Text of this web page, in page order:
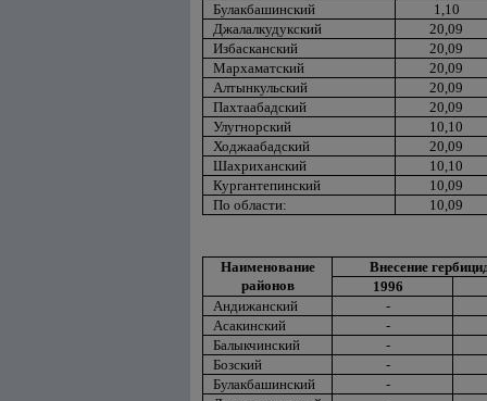
Булакбашинский
1,10
Джалалкудукский
20,09
Избасканский
20,09
Мархаматский
20,09
Алтынкульский
20,09
Пахтаабадский
20,09
Улугнорский
10,10
Ходжаабадский
20,09
Шахриханский
10,10
Кургантепинский
10,09
По области:
10,09
Наименование
районов
Внесение
1996
Андижанский
-
Асакинский
-
Балыкчинский
-
Бозский
-
Булакбашинский
-